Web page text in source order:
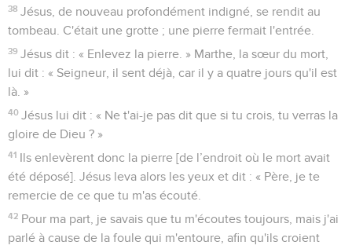
38 Jésus, de nouveau profondément indigné, se rendit au
tombeau. C'était une grotte ; une pierre fermait l'entrée.
39 Jésus dit : « Enlevez la pierre. » Marthe, la sœur du mort,
lui dit : « Seigneur, il sent déjà, car il y a quatre jours qu'il est
là. »
40 Jésus lui dit : « Ne t'ai-je pas dit que si tu crois, tu verras la
gloire de Dieu ? »
41 Ils enlevèrent donc la pierre [de l’endroit où le mort avait
été déposé]. Jésus leva alors les yeux et dit : « Père, je te
remercie de ce que tu m'as écouté.
42 Pour ma part, je savais que tu m'écoutes toujours, mais j'ai
parlé à cause de la foule qui m'entoure, afin qu'ils croient